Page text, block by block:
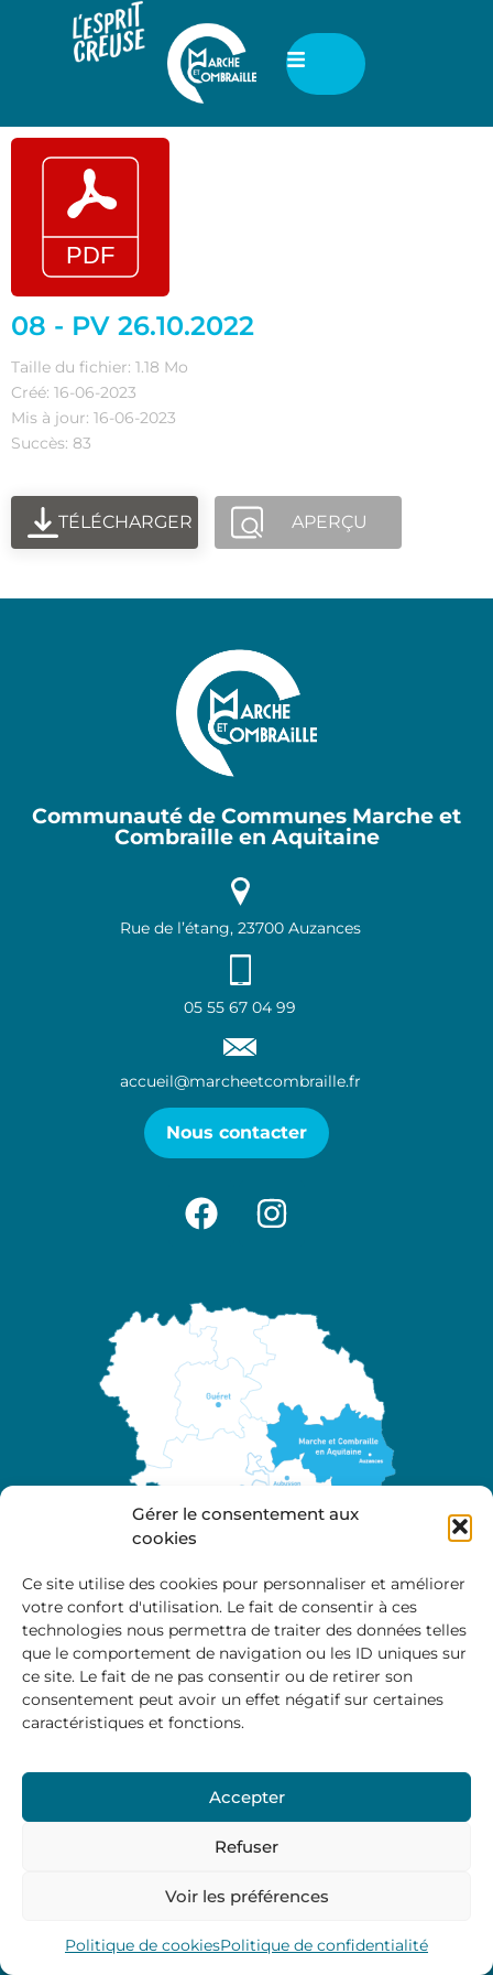
Gérer le consentement aux
cookies
Ce site utilise des cookies pour personnaliser et améliorer
votre confort d'utilisation. Le fait de consentir à ces
technologies nous permettra de traiter des données telles
que le comportement de navigation ou les ID uniques sur
ce site. Le fait de ne pas consentir ou de retirer son
consentement peut avoir un effet négatif sur certaines
caractéristiques et fonctions.
Accepter
Refuser
Voir les préférences
Politique de cookiesPolitique de confidentialité
08 - PV 26.10.2022
Taille du fichier: 1.18 Mo
Créé: 16-06-2023
Mis à jour: 16-06-2023
Succès: 83
TÉLÉCHARGER APERÇU
Communauté de Communes Marche et
Combraille en Aquitaine
Rue de l’étang, 23700 Auzances
05 55 67 04 99
accueil@marcheetcombraille.fr
Nous contacter
A propos
Site officiel de la Communauté de Communes
Marche et Combraille en Aquitaine
Horaires d’ouverture :
9:00 – 12:00 / 14:00 – 17:00
Vendredi: 9:00 – 12:00
Mentions Légales–Politique des cookies
Marche et Combraille